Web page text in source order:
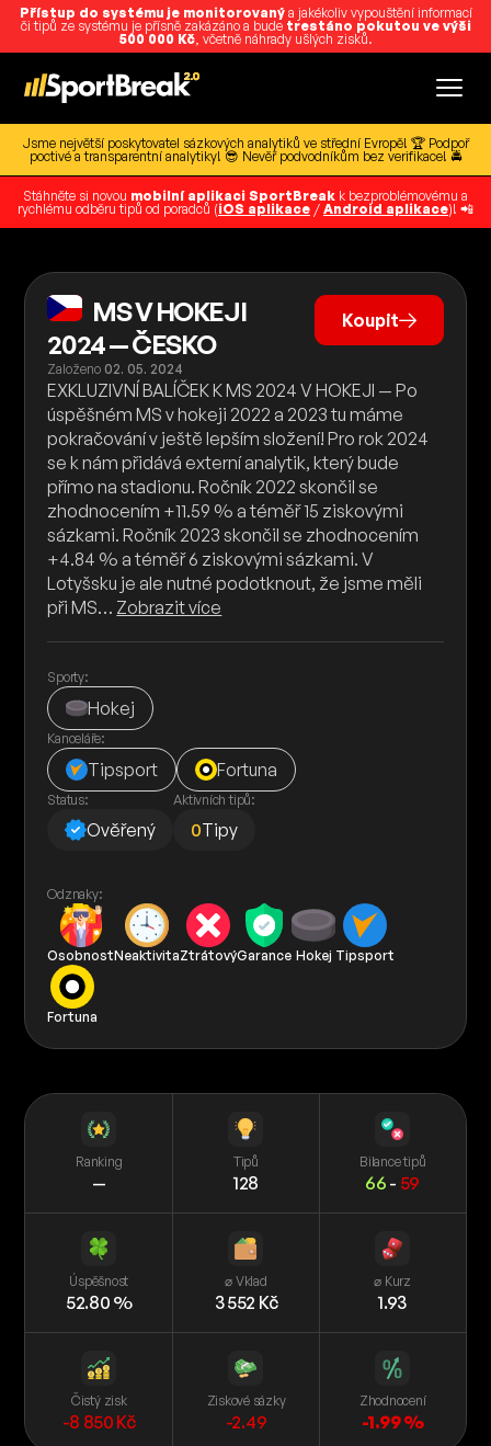
Přístup do systému je monitorovanýa jakékoliv vypouštění informací
či tipů ze systému je přísně zakázáno a bude trestáno pokutou ve výši
500 000 Kč, včetně náhrady ušlých zisků.
Jsme největší poskytovatel sázkových analytiků ve střední Evropě! 🏆 Podpoř
poctivé a transparentní analytiky! 😎 Nevěř podvodníkům bez verifikace! 🚔
Stáhněte si novou mobilní aplikaci SportBreak k bezproblémovému a
rychlému odběru tipů od poradců (iOS aplikace / Android aplikace)! 📲
MS V HOKEJI
2024 — ČESKO
Založeno 02. 05. 2024
Koupit
EXKLUZIVNÍ BALÍČEK K MS 2024 V HOKEJI — Po
úspěšném MS v hokeji 2022 a 2023 tu máme
pokračování v ještě lepším složení! Pro rok 2024
se k nám přidává externí analytik, který bude
přímo na stadionu. Ročník 2022 skončil se
zhodnocením +11.59 % a téměř 15 ziskovými
sázkami. Ročník 2023 skončil se zhodnocením
+4.84 % a téměř 6 ziskovými sázkami. V
Lotyšsku je ale nutné podotknout, že jsme měli
při MS… Zobrazit více
Sporty:
Hokej
Kanceláře:
Tipsport Fortuna
Status:
Ověřený
Aktivních tipů:
0Tipy
Odznaky:
OsobnostNeaktivitaZtrátovýGarance Hokej Tipsport
Fortuna
Ranking
—
Tipů
128
Bilance tipů
66 - 59
Úspěšnost
52.80 %
⌀ Vklad
3 552 Kč
⌀ Kurz
1.93
Čistý zisk
-8 850 Kč
Ziskové sázky
-2.49
Zhodnocení
-1.99 %